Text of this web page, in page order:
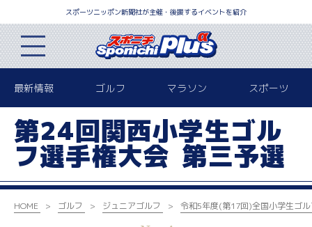
スポーツニッポン新聞社が主催・後援するイベントを紹介
最新情報 ゴルフ マラソン スポーツ
第24回関西小学生ゴル
フ選手権大会 第三予選
HOME ゴルフ ジュニアゴルフ 令和5年度(第17回)全国小学生ゴ